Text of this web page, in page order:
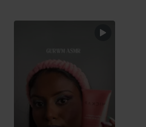
HOPPA ÖVER SEKTIONEN